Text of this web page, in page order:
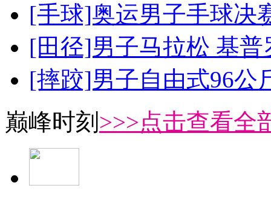
[手球]奥运男子手球决
[田径]男子马拉松 基
[摔跤]男子自由式96公
巅峰时刻 >>>点击查看全